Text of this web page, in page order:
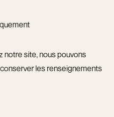
notre site, nous pouvons
les renseignements